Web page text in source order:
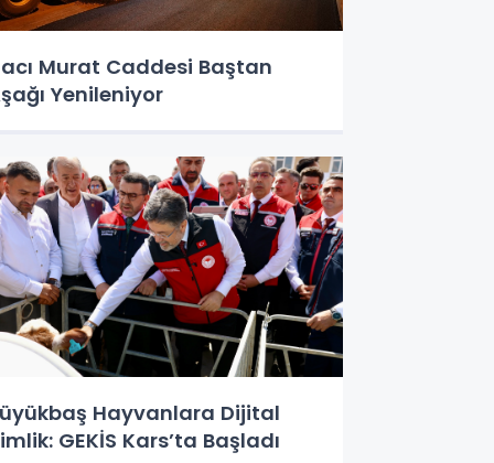
Murat Caddesi Baştan
Yenileniyor
Hayvanlara Dijital
GEKİS Kars’ta Başladı